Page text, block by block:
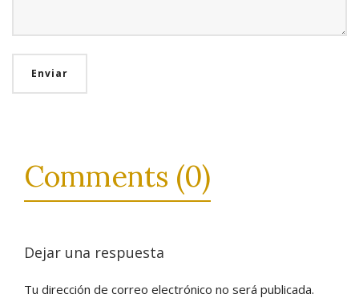
Comments (0)
Dejar una respuesta
Tu dirección de correo electrónico no será publicada.